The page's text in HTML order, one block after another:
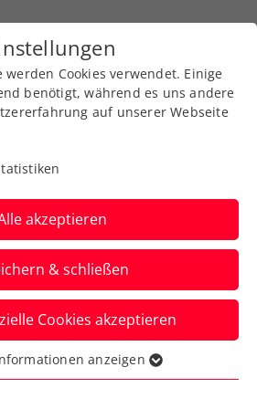
Zurück auf der
– Kopp
Double
in Belgien eine
mehr als
26.06.2024
Cookies verwendet. Einige
benötigt, während es uns andere
auf unserer Webseite
akzeptieren
& schließen
Cookies akzeptieren
für grundlegende
anzeigen